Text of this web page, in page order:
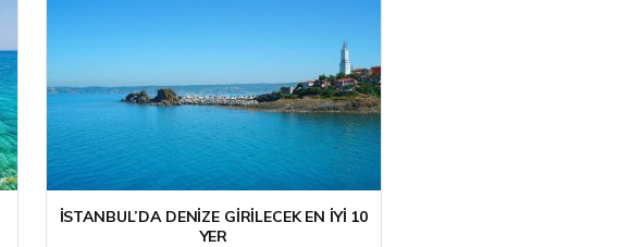
İSTANBUL’DA DENIZE GIRILECEK EN İYI 10
YER